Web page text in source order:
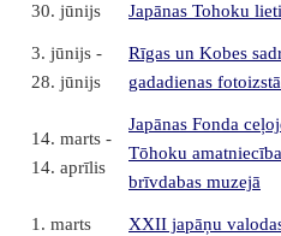
30. jūnijs
Japānas Tohoku
3. jūnijs -
28. jūnijs
Rīgas un Kobes
gadadienas
14. marts -
14. aprīlis
Japānas Fonda
Tōhoku
brīvdabas muzejā
1. marts XXII japāņu